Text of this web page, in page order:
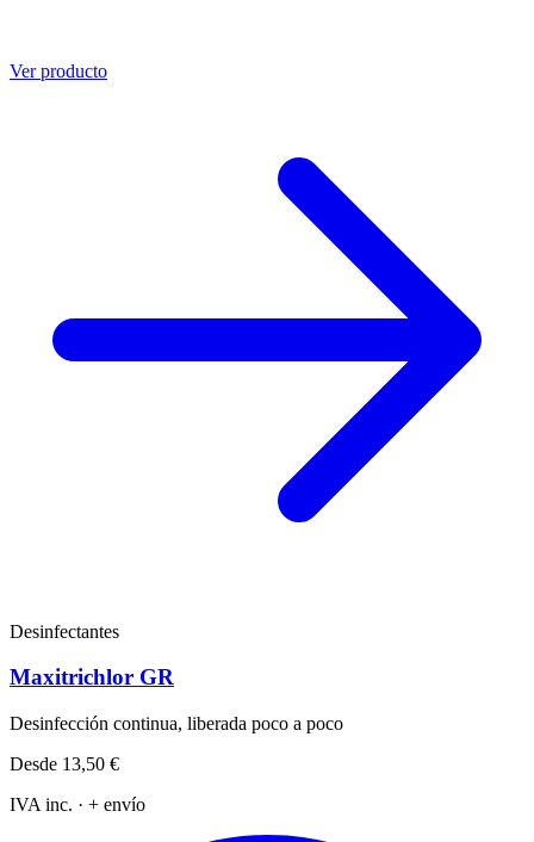
Ver producto
Desinfectantes
Maxitrichlor GR
Desinfección continua, liberada poco a poco
Desde 13,50 €
IVA inc. · + envío